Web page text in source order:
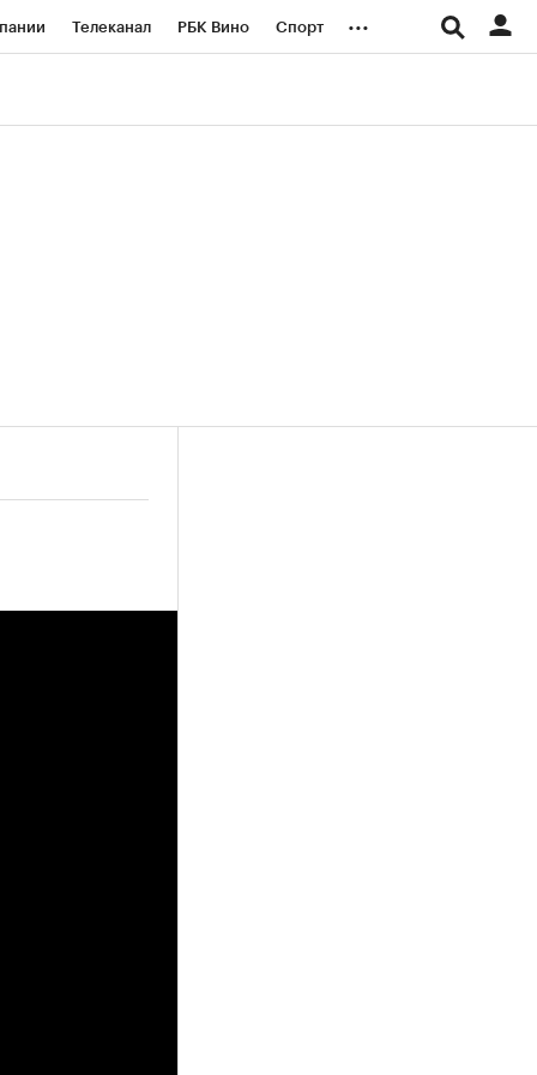
Телеканал РБК Вино Спорт ...